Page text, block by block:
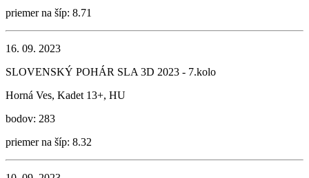
priemer na šíp: 8.71
16. 09. 2023
SLOVENSKÝ POHÁR SLA 3D 2023 - 7.kolo
Horná Ves, Kadet 13+, HU
bodov: 283
priemer na šíp: 8.32